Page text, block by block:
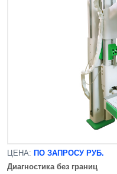
ЦЕНА: ПО ЗАПРОСУ РУБ.
Диагностика без границ